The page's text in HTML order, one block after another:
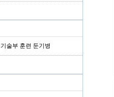
기술부 훈련 둔기병